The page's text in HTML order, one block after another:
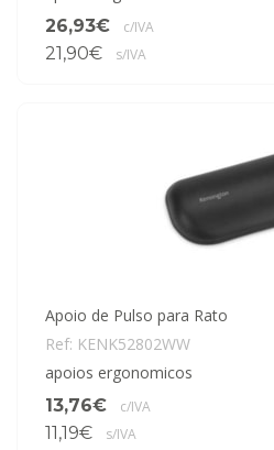
26,93€
c/IVA
21,90€ s/IVA
Apoio de Pulso para Rato
Ref: KENK52802WW
apoios ergonomicos
13,76€
c/IVA
11,19€ s/IVA